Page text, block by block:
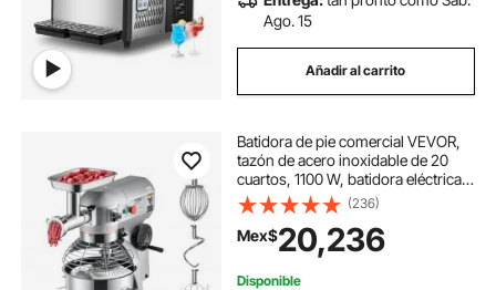
Ago. 15
Añadir al carrito
Batidora de pie comercial VEVOR,
tazón de acero inoxidable de 20
cuartos, 1100 W, batidora eléctrica
multifuncional 2 en 1 con picadora
de carne y 3 velocidades, incluye
gancho para masa y batidor de
varillas, ideal para panaderías y
pizzerías.
(236)
Mex$20,236
Disponible